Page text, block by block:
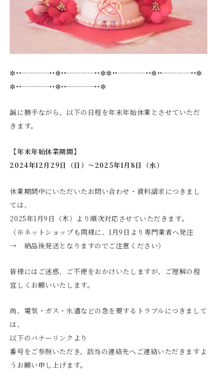
✼••┈┈┈┈••✼••┈┈┈┈••✼✼••┈┈┈┈••✼••┈┈┈┈••✼
✼••┈┈┈┈••✼••┈┈┈┈••✼
誠に勝手ながら、以下の日程を年末年始休業とさせていただ
きます。
【年末年始休業期間】
2024年12月29日（日）〜2025年1月8日（水）
休業期間中にいただいたお問い合わせ・資料請求につきまし
ては、
2025年1月9日（木）より順次対応させていただきます。
（※ネットショップも同様に、1月9日より専門業者へ発注
→ 納品後発送となりますのでご注意ください）
皆様にはご迷惑、ご不便をおかけいたしますが、ご理解の程
宜しくお願いいたします。
尚、電気・ガス・水道などの急を要するトラブルにつきまして
は、
以下のバナーリンクより
番号をご参照いただき、該当の連絡先へご連絡いただきますよ
うお願い申し上げます。